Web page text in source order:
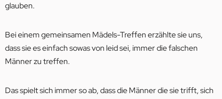
glauben.
Bei einem gemeinsamen Mädels-Treffen erzählte sie uns,
dass sie es einfach sowas von leid sei, immer die falschen
Männer zu treffen.
Das spielt sich immer so ab, dass die Männer die sie trifft, sich